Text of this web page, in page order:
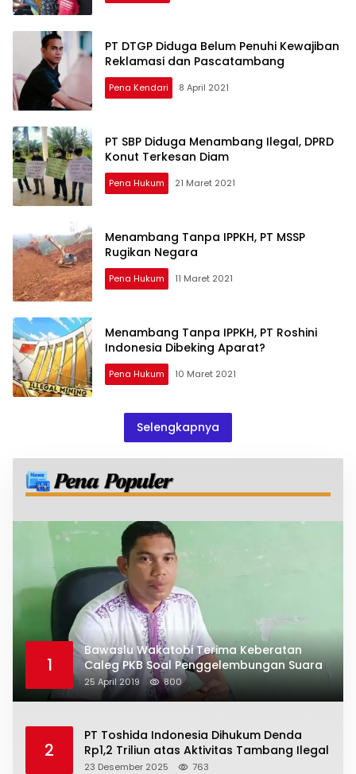
PT DTGP Diduga Belum Penuhi Kewajiban
Reklamasi dan Pascatambang
Pena Kendari 8 April 2021
PT SBP Diduga Menambang Ilegal, DPRD
Konut Terkesan Diam
Pena Hukum 21 Maret 2021
Menambang Tanpa IPPKH, PT MSSP
Rugikan Negara
Pena Hukum 11 Maret 2021
Menambang Tanpa IPPKH, PT Roshini
Indonesia Dibeking Aparat?
Pena Hukum 10 Maret 2021
Selengkapnya
1
Bawaslu Wakatobi Terima Keberatan
Caleg PKB Soal Penggelembungan Suara
25 April 2019 800
2
PT Toshida Indonesia Dihukum Denda
Rp1,2 Triliun atas Aktivitas Tambang Ilegal
23 Desember 2025 763